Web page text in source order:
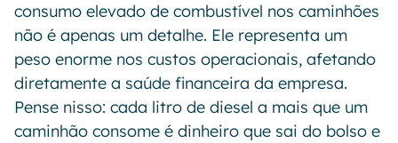
consumo elevado de combustível nos caminhões
não é apenas um detalhe. Ele representa um
peso enorme nos custos operacionais, afetando
diretamente a saúde financeira da empresa.
Pense nisso: cada litro de diesel a mais que um
caminhão consome é dinheiro que sai do bolso e